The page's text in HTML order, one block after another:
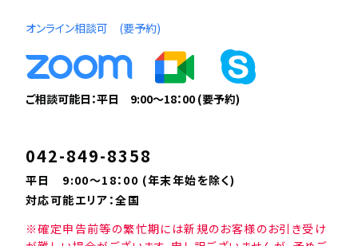
オンライン相談可 (要予約)
ご相談可能日：平日 9:00〜18：00 (要予約)
042-849-8358
平日 9:00〜18：00 (年末年始を除く)
対応可能エリア：全国
※確定申告前等の繁忙期には新規のお客様のお引き受け